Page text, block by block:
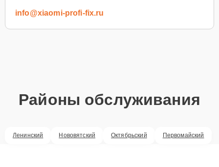
info@xiaomi-profi-fix.ru
Районы обслуживания
Ленинский Нововятский Октябрьский Первомайский